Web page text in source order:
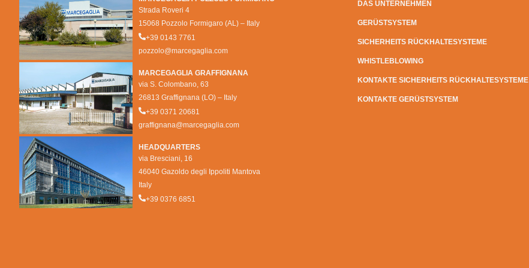
Strada Roveri 4
15068 Pozzolo Formigaro (AL) – Italy
+39 0143 7761
pozzolo@marcegaglia.com
MARCEGAGLIA GRAFFIGNANA
via S. Colombano, 63
26813 Graffignana (LO) – Italy
+39 0371 20681
graffignana@marcegaglia.com
HEADQUARTERS
via Bresciani, 16
46040 Gazoldo degli Ippoliti Mantova
Italy
+39 0376 6851
DAS UNTERNEHMEN
GERÜSTSYSTEM
SICHERHEITS RÜCKHALTESYSTEME
WHISTLEBLOWING
KONTAKTE SICHERHEITS RÜCKHALTESYSTEME
KONTAKTE GERÜSTSYSTEM